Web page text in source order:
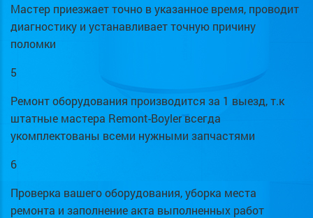
Мастер приезжает точно в указанное время, проводит
диагностику и устанавливает точную причину
поломки
5
Ремонт оборудования производится за 1 выезд, т.к
штатные мастера Remont-Boyler всегда
укомплектованы всеми нужными запчастями
6
Проверка вашего оборудования, уборка места
ремонта и заполнение акта выполненных работ